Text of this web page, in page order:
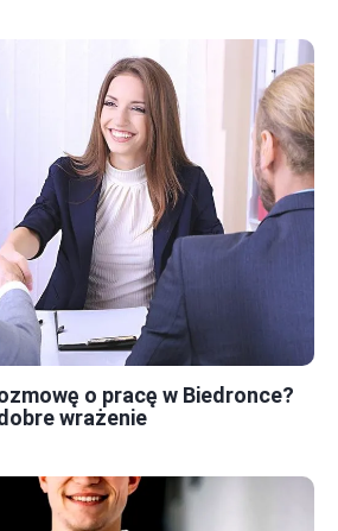
o pracę w Biedronce?
wrażenie